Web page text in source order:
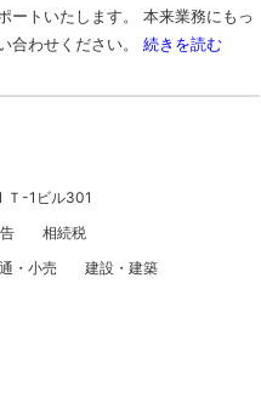
ートいたします。 本来業務にもっ
合わせください。 続きを読む
Ｔ-1ビル301
相続税
・小売 建設・建築